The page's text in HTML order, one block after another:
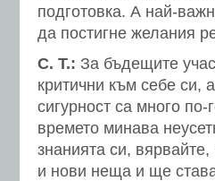
подготовка. А най-
да постигне желания
С. Т.: За бъдещите
критични към себе си,
сигурност са много
времето минава
знанията си,
и нови неща и ще